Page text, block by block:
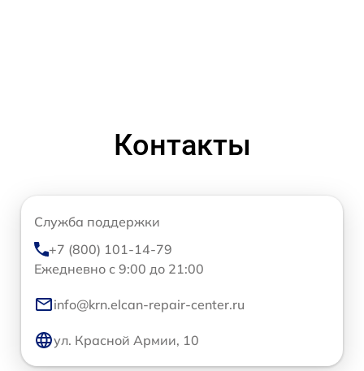
Контакты
Служба поддержки
+7 (800) 101-14-79
Ежедневно с 9:00 до 21:00
info@krn.elcan-repair-center.ru
ул. Красной Армии, 10